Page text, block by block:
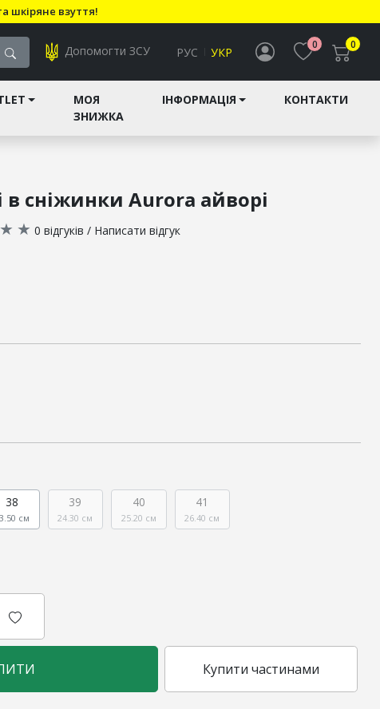
шкіряне взуття!
Допомогти ЗСУ РУС УКР
0 0
МОЯ
ЗНИЖКА
ІНФОРМАЦІЯ КОНТАКТИ
сніжинки Aurora айворі
★ ★ 0 відгуків / Написати відгук
38
см
39
24.30 см
40
25.20 см
41
26.40 см
Купити частинами